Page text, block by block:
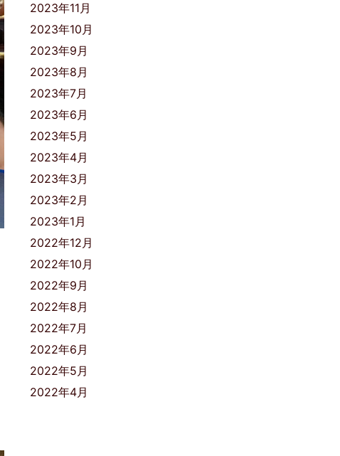
2023年11月
2023年10月
2023年9月
2023年8月
2023年7月
2023年6月
2023年5月
2023年4月
2023年3月
2023年2月
2023年1月
2022年12月
2022年10月
2022年9月
2022年8月
2022年7月
2022年6月
2022年5月
2022年4月